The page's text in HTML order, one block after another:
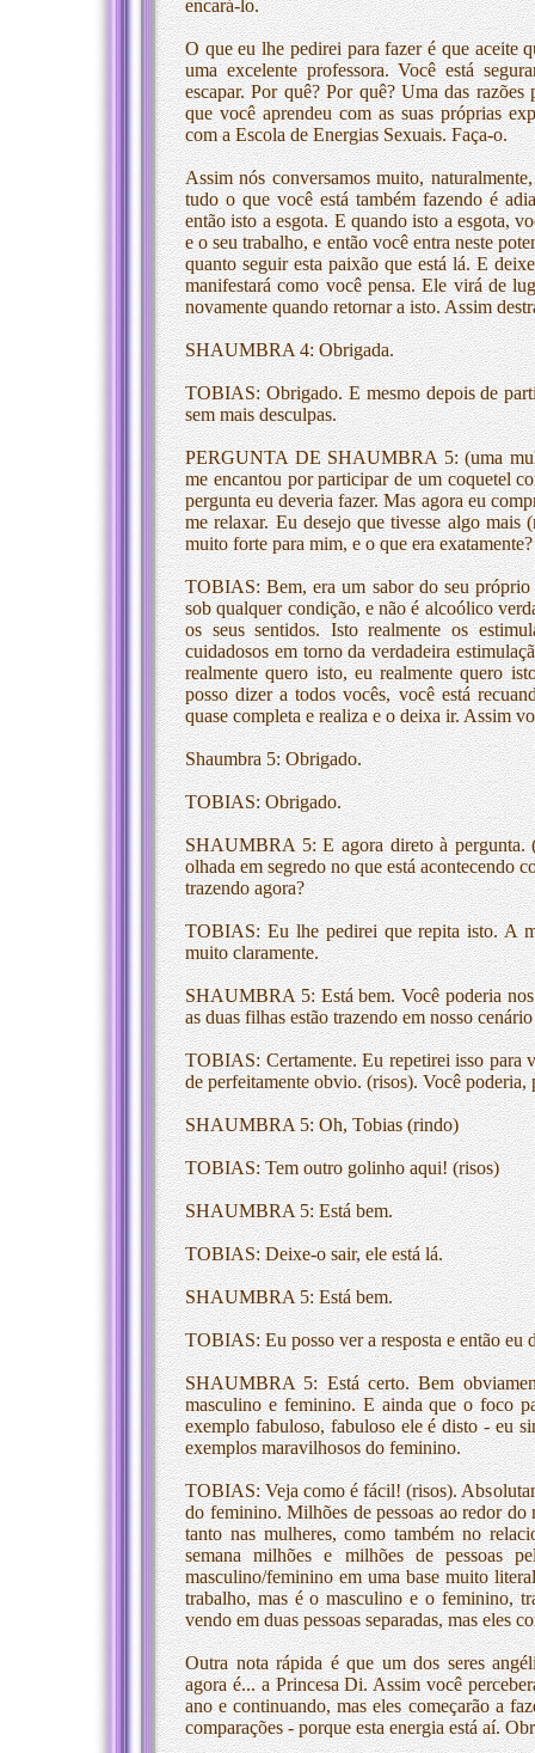
encará-lo.
O que eu lhe pedirei para fazer é que aceite
uma excelente professora. Você está
escapar. Por quê? Por quê? Uma das
que você aprendeu com as suas próprias
com a Escola de Energias Sexuais. Faça-o.
Assim nós conversamos muito,
tudo o que você está também fazendo é
então isto a esgota. E quando isto a esgota,
e o seu trabalho, e então você entra neste
quanto seguir esta paixão que está lá. E
manifestará como você pensa. Ele virá de
novamente quando retornar a isto. Assim
SHAUMBRA 4: Obrigada.
TOBIAS: Obrigado. E mesmo depois de
sem mais desculpas.
PERGUNTA DE SHAUMBRA 5: (uma
me encantou por participar de um coquetel
pergunta eu deveria fazer. Mas agora eu
me relaxar. Eu desejo que tivesse algo
muito forte para mim, e o que era exatamente?
TOBIAS: Bem, era um sabor do seu
sob qualquer condição, e não é alcoólico
os seus sentidos. Isto realmente os
cuidadosos em torno da verdadeira
realmente quero isto, eu realmente quero
posso dizer a todos vocês, você está
quase completa e realiza e o deixa ir. Assim
Shaumbra 5: Obrigado.
TOBIAS: Obrigado.
SHAUMBRA 5: E agora direto à pergunta.
olhada em segredo no que está acontecendo
trazendo agora?
TOBIAS: Eu lhe pedirei que repita isto. A
muito claramente.
SHAUMBRA 5: Está bem. Você poderia
as duas filhas estão trazendo em nosso
TOBIAS: Certamente. Eu repetirei isso para
de perfeitamente obvio. (risos). Você poderia,
SHAUMBRA 5: Oh, Tobias (rindo)
TOBIAS: Tem outro golinho aqui! (risos)
SHAUMBRA 5: Está bem.
TOBIAS: Deixe-o sair, ele está lá.
SHAUMBRA 5: Está bem.
TOBIAS: Eu posso ver a resposta e então eu
SHAUMBRA 5: Está certo. Bem
masculino e feminino. E ainda que o foco
exemplo fabuloso, fabuloso ele é disto - eu
exemplos maravilhosos do feminino.
TOBIAS: Veja como é fácil! (risos).
do feminino. Milhões de pessoas ao redor
tanto nas mulheres, como também no
semana milhões e milhões de pessoas
masculino/feminino em uma base muito
trabalho, mas é o masculino e o feminino,
vendo em duas pessoas separadas, mas eles
Outra nota rápida é que um dos seres
agora é... a Princesa Di. Assim você
ano e continuando, mas eles começarão a
comparações - porque esta energia está aí.